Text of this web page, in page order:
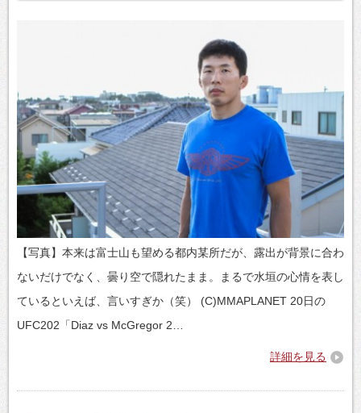
【写真】本来は富士山も望める都内某所だが、露出が背景に合わ
ないだけでなく、曇り空で隠れたまま。まるで水垣の心情を表し
ているといえば、言いすぎか（笑） (C)MMAPLANET 20日の
UFC202「Diaz vs McGregor 2…
詳細を見る